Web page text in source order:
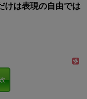
けは表現の自由では